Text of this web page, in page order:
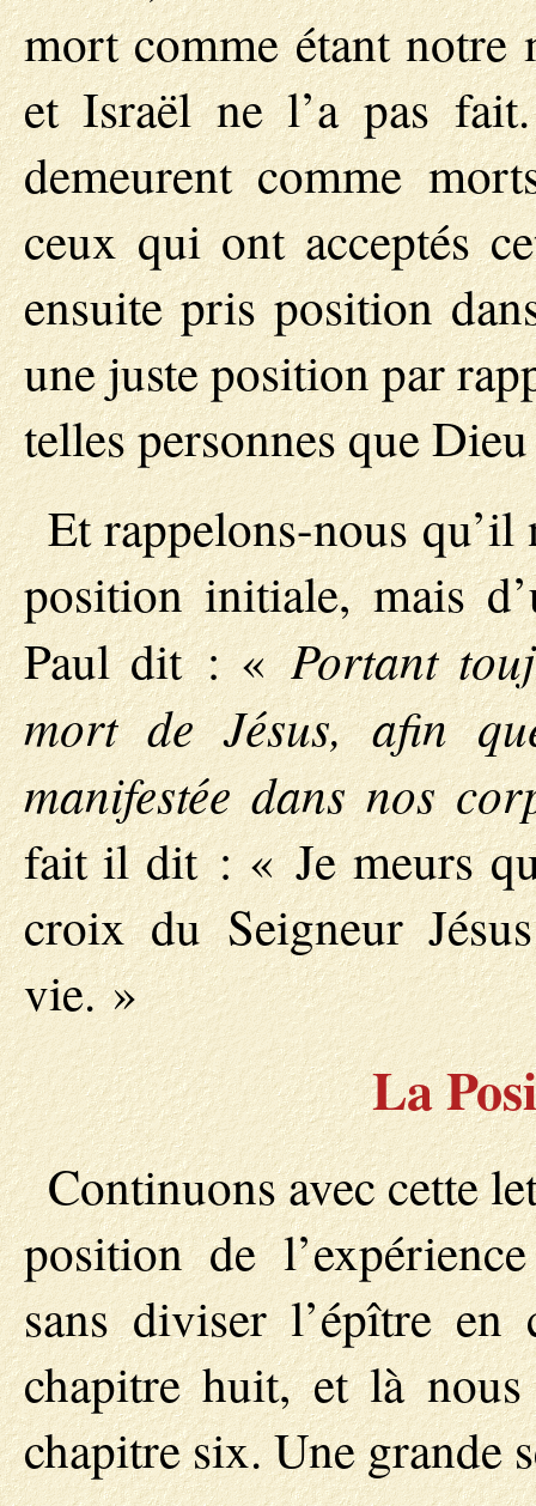
mort comme étant notre
et Israël ne l’a pas
demeurent comme
ceux qui ont acceptés
ensuite pris position
une juste position par
telles personnes que
Et rappelons-nous qu’il
position initiale, mais
Paul dit : «Portant
mort de Jésus, afin
manifestée dans nos
fait il dit : « Je meurs
croix du Seigneur
vie. »
La
Continuons avec cette
position de
sans diviser l’épître en
chapitre huit, et là
chapitre six. Une grande